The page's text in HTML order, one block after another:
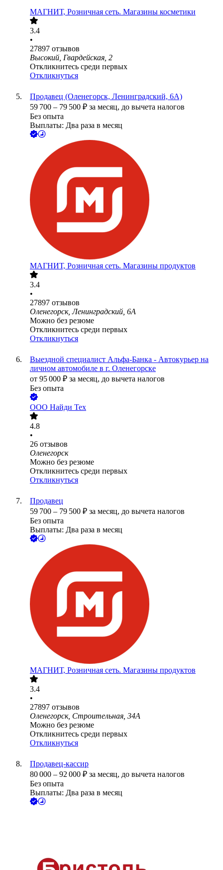
МАГНИТ, Розничная сеть. Магазины косметики
3.4
•
27897 отзывов
Высокий, Гвардейская, 2
Откликнитесь среди первых
Откликнуться
Продавец (Оленегорск, Ленинградский, 6А)
59 700 – 79 500 ₽ за месяц, до вычета налогов
Без опыта
Выплаты: Два раза в месяц
МАГНИТ, Розничная сеть. Магазины продуктов
3.4
•
27897 отзывов
Оленегорск, Ленинградский, 6А
Можно без резюме
Откликнитесь среди первых
Откликнуться
Выездной специалист Альфа-Банка - Автокурьер на
личном автомобиле в г. Оленегорске
от 95 000 ₽ за месяц, до вычета налогов
Без опыта
ООО Найди Тех
4.8
•
26 отзывов
Оленегорск
Можно без резюме
Откликнитесь среди первых
Откликнуться
Продавец
59 700 – 79 500 ₽ за месяц, до вычета налогов
Без опыта
Выплаты: Два раза в месяц
МАГНИТ, Розничная сеть. Магазины продуктов
3.4
•
27897 отзывов
Оленегорск, Строительная, 34А
Можно без резюме
Откликнитесь среди первых
Откликнуться
Продавец-кассир
80 000 – 92 000 ₽ за месяц, до вычета налогов
Без опыта
Выплаты: Два раза в месяц